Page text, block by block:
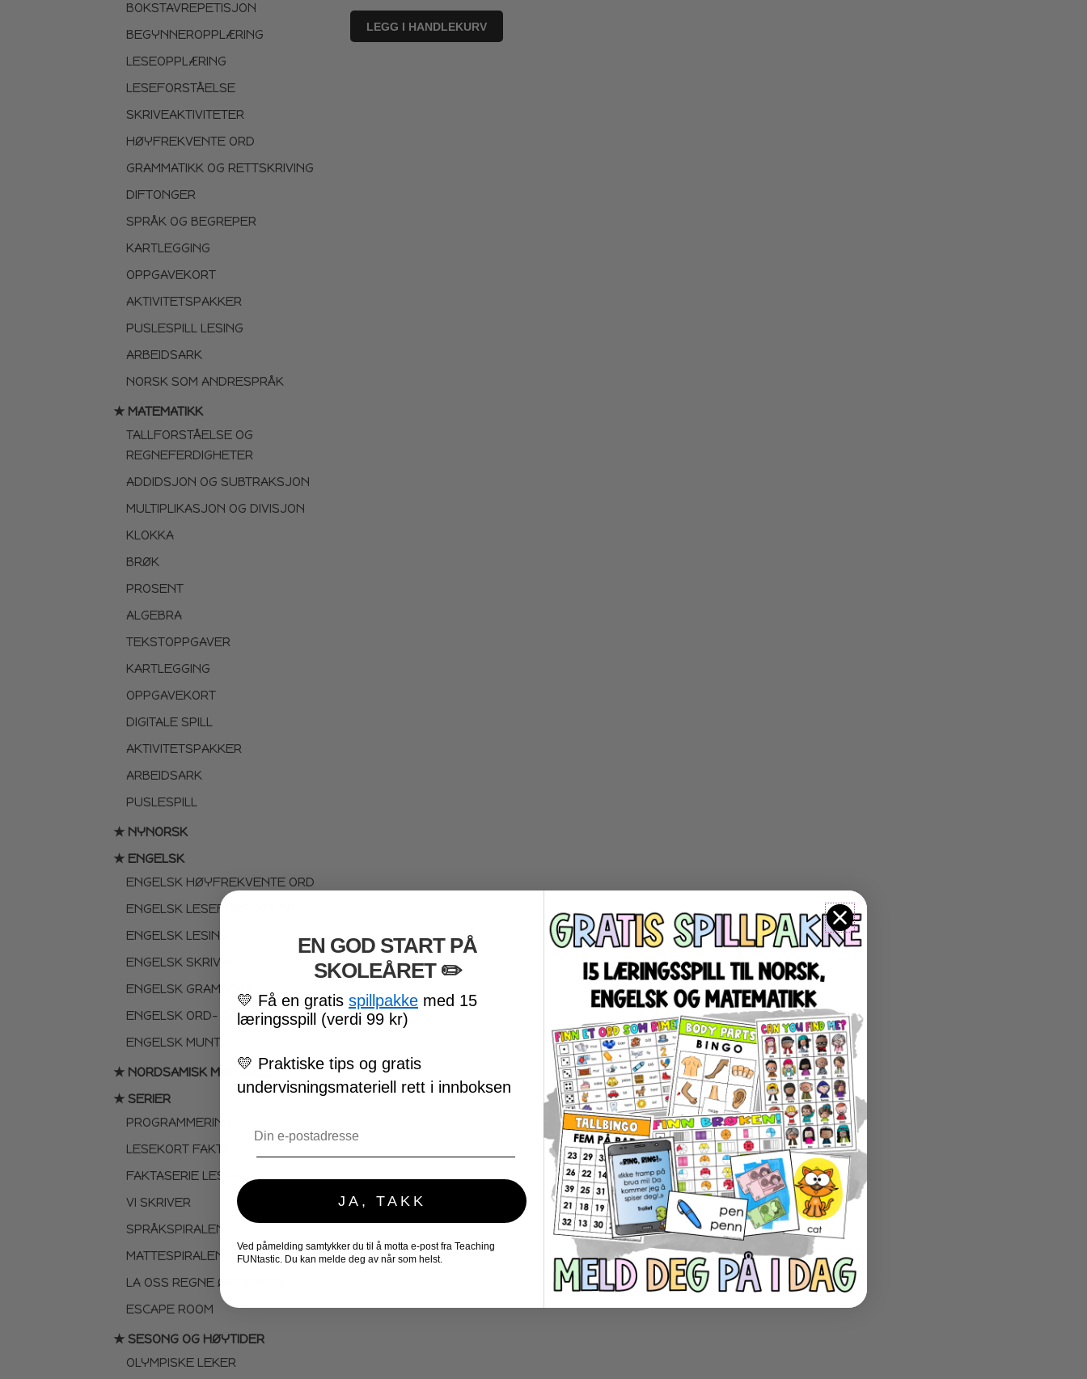
BOKSTAVREPETISJON
BEGYNNEROPPLÆRING
LESEOPPLÆRING
LESEFORSTÅELSE
SKRIVEAKTIVITETER
HØYFREKVENTE ORD
GRAMMATIKK OG RETTSKRIVING
DIFTONGER
SPRÅK OG BEGREPER
KARTLEGGING
OPPGAVEKORT
AKTIVITETSPAKKER
PUSLESPILL LESING
ARBEIDSARK
NORSK SOM ANDRESPRÅK
★ MATEMATIKK
TALLFORSTÅELSE OG
REGNEFERDIGHETER
ADDIDSJON OG SUBTRAKSJON
MULTIPLIKASJON OG DIVISJON
KLOKKA
BRØK
PROSENT
ALGEBRA
TEKSTOPPGAVER
KARTLEGGING
OPPGAVEKORT
DIGITALE SPILL
AKTIVITETSPAKKER
ARBEIDSARK
PUSLESPILL
★ NYNORSK
★ ENGELSK
ENGELSK HØYFREKVENTE ORD
ENGELSK LESEFORSTÅELSE
ENGELSK LESING
ENGELSK SKRIVING
ENGELSK GRAMATIKK
ENGELSK ORD- OG BEGREPER
ENGELSK MUNTLIG
★ NORDSAMISK MATERIELL
★ SERIER
PROGRAMMERING
LESEKORT FAKTA
FAKTASERIE LESING
VI SKRIVER
SPRÅKSPIRALEN
MATTESPIRALEN
LA OSS REGNE ØVEBØKER
ESCAPE ROOM
★ SESONG OG HØYTIDER
OLYMPISKE LEKER
LEGG I HANDLEKURV
EN GOD START PÅ
SKOLEÅRET​ ✏️
💛 Få en gratis spillpakke med 15
læringsspill (verdi 99 kr)
💛 Praktiske tips og gratis
undervisningsmateriell rett i innboksen
JA, TAKK
Ved påmelding samtykker du til å motta e-post fra Teaching
FUNtastic. Du kan melde deg av når som helst.